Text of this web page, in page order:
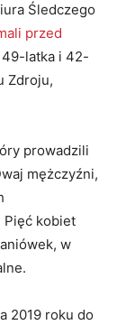
Śledczego
przed
49-latka i 42-
Zdroju,
prowadzili
mężczyźni,
Pięć kobiet
w
2019 roku do